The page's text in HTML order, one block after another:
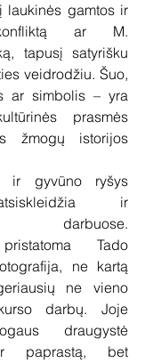
laukinės gamtos ir
ar M.
tapusį satyrišku
veidrodžiu. Šuo,
ar simbolis – yra
prasmės
žmogų istorijos
ir gyvūno ryšys
ir
darbuose.
Tado
ne kartą
ne vieno
darbų. Joje
draugystė
paprastą, bet